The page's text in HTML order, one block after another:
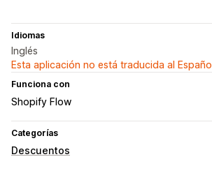
Idiomas
Inglés
Esta aplicación no está traducida al Español
Funciona con
Shopify Flow
Categorías
Descuentos